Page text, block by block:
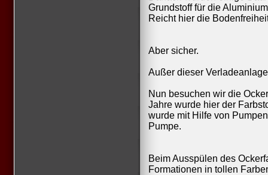
Grundstoff für die
Reicht hier die
Aber sicher.
Außer dieser
Nun besuchen wir die
Jahre wurde hier der
wurde mit Hilfe von
Pumpe.
Beim Ausspülen des
Formationen in tollen